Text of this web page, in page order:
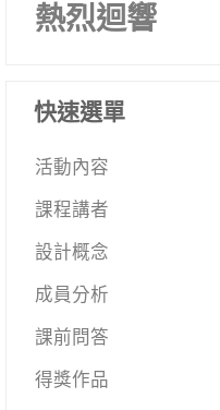
熱烈迴響
快速選單
活動內容
課程講者
設計概念
成員分析
課前問答
得獎作品